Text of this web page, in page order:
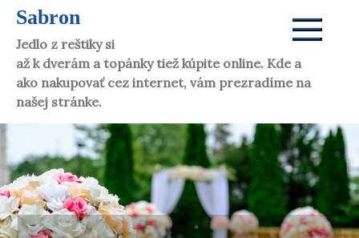
Skip
content
Sabron
Jedlo z reštiky si dáte aj doma. Víno vám donesú
až k dverám a topánky tiež kúpite online. Kde a
ako nakupovať cez internet, vám prezradíme na
našej stránke.